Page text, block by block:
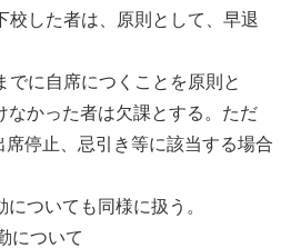
校した者は、原則として、早退
でに自席につくことを原則と
なかった者は欠課とする。ただ
席停止、忌引き等に該当する場合
ついても同様に扱う。
について